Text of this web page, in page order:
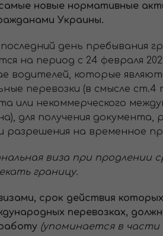
новые нормативные
Украины.
день пребывания
на период с 24 февраля
водителей, которые
перевозки (в смысле ст.4
или некоммерческого
для получения
разрешения на временное
виза при
границу.
срок действия
перевозках,
(упоминается в части